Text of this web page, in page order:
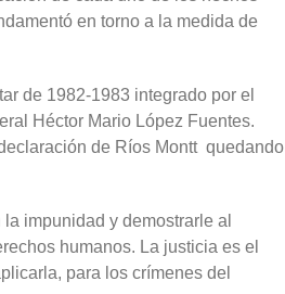
en torno a la medida de
de 1982-1983 integrado por el
Héctor Mario López Fuentes.
de Ríos Montt quedando
impunidad y demostrarle al
humanos. La justicia es el
para los crímenes del